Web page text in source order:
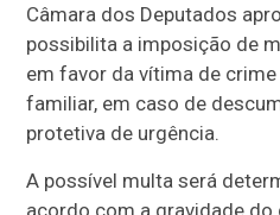
Câmara dos Deputados
possibilita a imposição de
em favor da vítima de
familiar, em caso de
protetiva de urgência.
A possível multa será
acordo com a gravidade